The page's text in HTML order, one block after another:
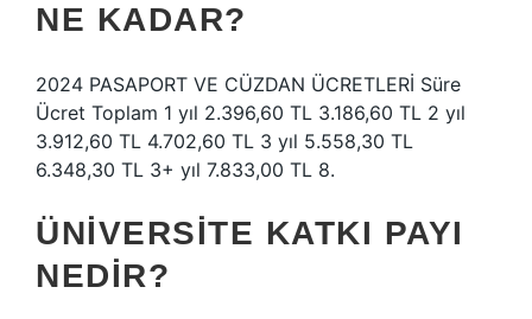
NE KADAR?
2024 PASAPORT VE CÜZDAN ÜCRETLERİ Süre
Ücret Toplam 1 yıl 2.396,60 TL 3.186,60 TL 2 yıl
3.912,60 TL 4.702,60 TL 3 yıl 5.558,30 TL
6.348,30 TL 3+ yıl 7.833,00 TL 8.
ÜNIVERSITE KATKI PAYI
NEDIR?